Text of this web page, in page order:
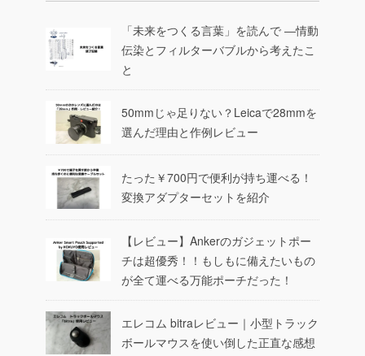
「未来をつくる言葉」を読んで ―情動
伝染とフィルターバブルから考えたこ
と
50mmじゃ足りない？Leicaで28mmを
選んだ理由と作例レビュー
たった￥700円で便利が持ち運べる！
変換アダプターセットを紹介
【レビュー】Ankerのガジェットポー
チは超優秀！！もしもに備えたいもの
が全て運べる万能ポーチだった！
エレコム bitraレビュー｜小型トラック
ボールマウスを使い倒した正直な感想